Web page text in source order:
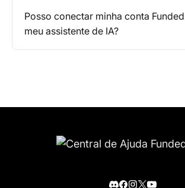
Posso conectar minha conta
meu assistente de IA?